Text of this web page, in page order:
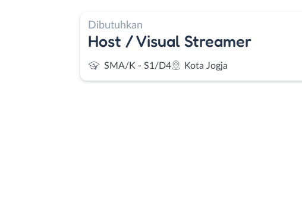
Dibutuhkan
Host / Visual Streamer
SMA/K - S1/D4 Kota Jogja